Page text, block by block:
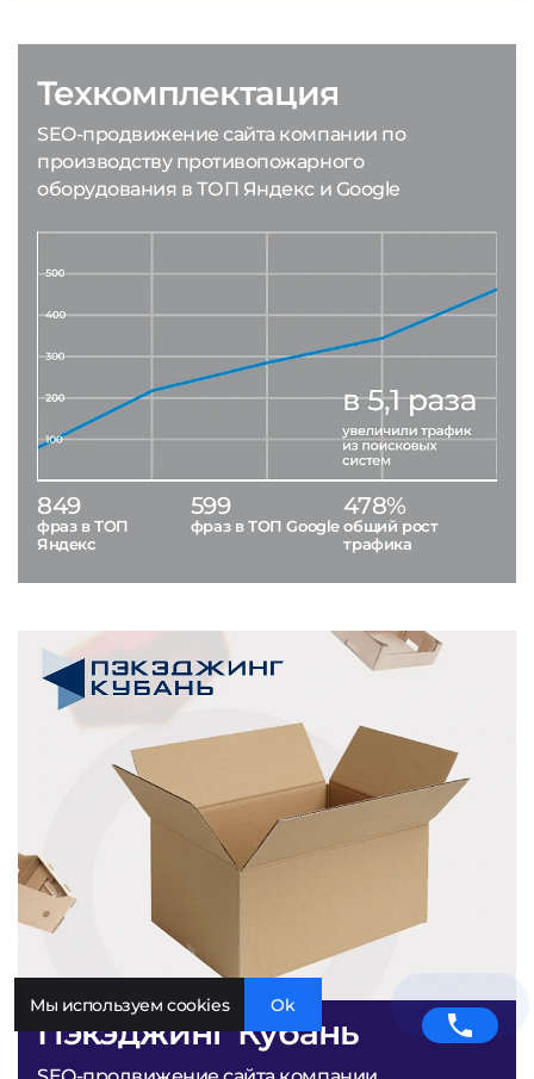
Пэкэджинг Кубань
Техкомплектация
SEO-продвижение сайта компании по
производству противопожарного
оборудования в ТОП Яндекс и Google
849
фраз в ТОП
Яндекс
599
фраз в ТОП Google
478%
общий рост
трафика
Мы используем cookies Ok